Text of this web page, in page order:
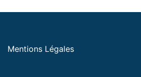
Mentions Légales